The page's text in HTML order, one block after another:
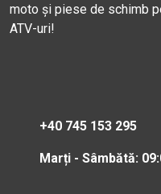
moto și piese de schimb
ATV-uri!
+40 745 153 295
Marți - Sâmbătă: